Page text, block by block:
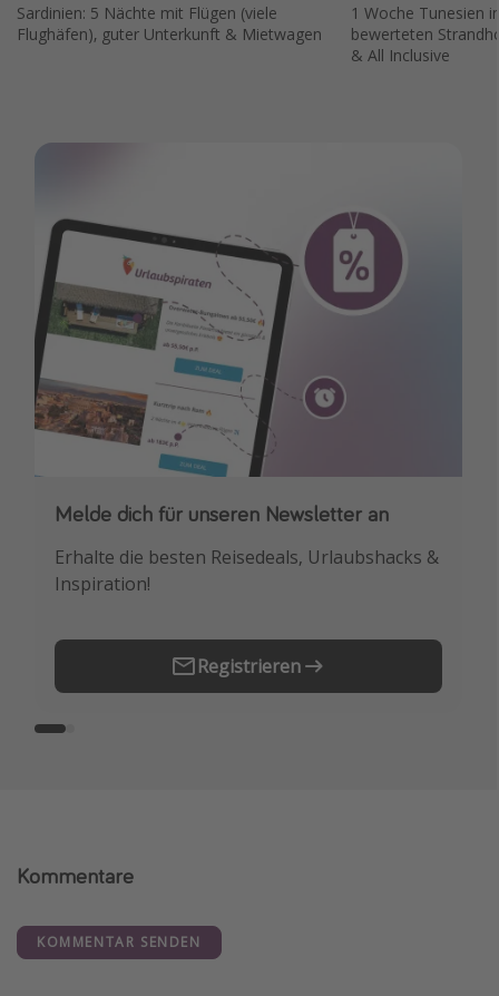
Sardinien: 5 Nächte mit Flügen (viele
Flughäfen), guter Unterkunft & Mietwagen
1 Woche Tunesien
bewerteten
& All Inclusive
Melde dich für unseren Newsletter an
Erhalte die besten Reisedeals, Urlaubshacks &
Inspiration!
Registrieren
Downloade unsere App
Buche die besten Reiseschnäppchen als
Erstes.
Kommentare
KOMMENTAR SENDEN